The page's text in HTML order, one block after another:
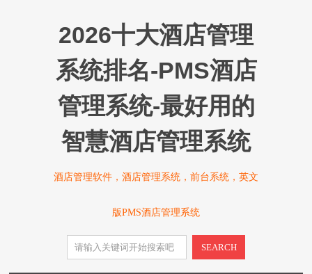
2026十大酒店管理
系统排名-PMS酒店
管理系统-最好用的
智慧酒店管理系统
酒店管理软件，酒店管理系统，前台系统，英文
版PMS酒店管理系统
SEARCH